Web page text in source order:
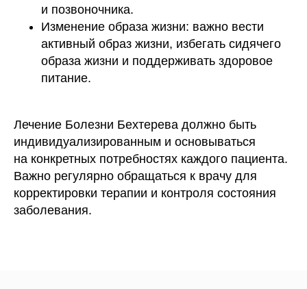
и позвоночника.
Изменение образа жизни: важно вести
активный образ жизни, избегать сидячего
образа жизни и поддерживать здоровое
питание.
Лечение Болезни Бехтерева должно быть
индивидуализированным и основываться
на конкретных потребностях каждого пациента.
Важно регулярно обращаться к врачу для
корректировки терапии и контроля состояния
заболевания.